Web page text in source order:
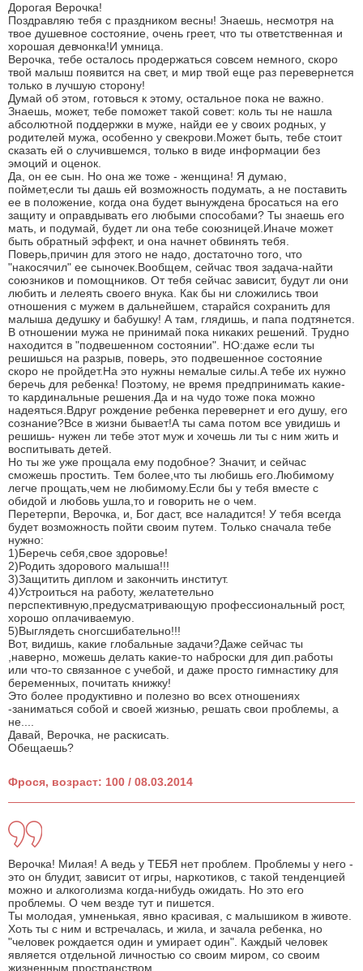
Дорогая Верочка!
Поздравляю тебя с праздником весны! Знаешь, несмотря на
твое душевное состояние, очень греет, что ты ответственная и
хорошая девчонка!И умница.
Верочка, тебе осталось продержаться совсем немного, скоро
твой малыш появится на свет, и мир твой еще раз перевернется
только в лучшую сторону!
Думай об этом, готовься к этому, остальное пока не важно.
Знаешь, может, тебе поможет такой совет: коль ты не нашла
абсолютной поддержки в муже, найди ее у своих родных, у
родителей мужа, особенно у свекрови.Может быть, тебе стоит
сказать ей о случившемся, только в виде информации без
эмоций и оценок.
Да, он ее сын. Но она же тоже - женщина! Я думаю,
поймет,если ты дашь ей возможность подумать, а не поставить
ее в положение, когда она будет вынуждена бросаться на его
защиту и оправдывать его любыми способами? Ты знаешь его
мать, и подумай, будет ли она тебе союзницей.Иначе может
быть обратный эффект, и она начнет обвинять тебя.
Поверь,причин для этого не надо, достаточно того, что
"накосячил" ее сыночек.Вообщем, сейчас твоя задача-найти
союзников и помощников. От тебя сейчас зависит, будут ли они
любить и лелеять своего внука. Как бы ни сложились твои
отношения с мужем в дальнейшем, старайся сохранить для
малыша дедушку и бабушку! А там, глядишь, и папа подтянется.
В отношении мужа не принимай пока никаких решений. Трудно
находится в "подвешенном состоянии". НО:даже если ты
решишься на разрыв, поверь, это подвешенное состояние
скоро не пройдет.На это нужны немалые силы.А тебе их нужно
беречь для ребенка! Поэтому, не время предпринимать какие-
то кардинальные решения.Да и на чудо тоже пока можно
надеяться.Вдруг рождение ребенка перевернет и его душу, его
сознание?Все в жизни бывает!А ты сама потом все увидишь и
решишь- нужен ли тебе этот муж и хочешь ли ты с ним жить и
воспитывать детей.
Но ты же уже прощала ему подобное? Значит, и сейчас
сможешь простить. Тем более,что ты любишь его.Любимому
легче прощать,чем не любимому.Если бы у тебя вместе с
обидой и любовь ушла,то и говорить не о чем.
Перетерпи, Верочка, и, Бог даст, все наладится! У тебя всегда
будет возможность пойти своим путем. Только сначала тебе
нужно:
1)Беречь себя,свое здоровье!
2)Родить здорового малыша!!!
3)Защитить диплом и закончить институт.
4)Устроиться на работу, желатетельно
перспективную,предусматривающую профессиональный рост,
хорошо оплачиваемую.
5)Выглядеть сногсшибательно!!!
Вот, видишь, какие глобальные задачи?Даже сейчас ты
,наверно, можешь делать какие-то наброски для дип.работы
или что-то связанное с учебой, и даже просто гимнастику для
беременных, почитать книжку!
Это более продуктивно и полезно во всех отношениях
-заниматься собой и своей жизнью, решать свои проблемы, а
не....
Давай, Верочка, не раскисать.
Обещаешь?
Фрося, возраст: 100 / 08.03.2014
Верочка! Милая! А ведь у ТЕБЯ нет проблем. Проблемы у него -
это он блудит, зависит от игры, наркотиков, с такой тенденцией
можно и алкоголизма когда-нибудь ожидать. Но это его
проблемы. О чем везде тут и пишется.
Ты молодая, умненькая, явно красивая, с малышиком в животе.
Хоть ты с ним и встречалась, и жила, и зачала ребенка, но
"человек рождается один и умирает один". Каждый человек
является отдельной личностью со своим миром, со своим
жизненным пространством.